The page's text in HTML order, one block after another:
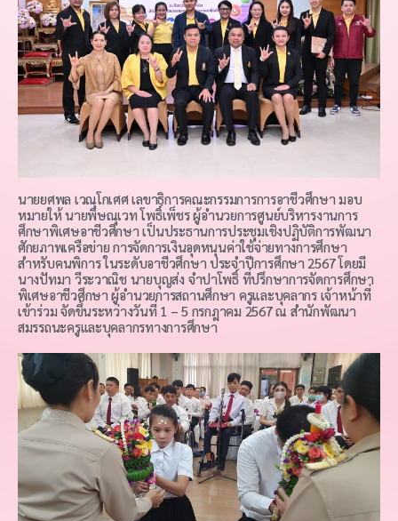
นายยศพล เวณุโกเศศ เลขาธิการคณะกรรมการการอาชีวศึกษา มอบ
หมายให้ นายพิษณุเวท โพธิ์เพ็ชร ผู้อำนวยการศูนย์บริหารงานการ
ศึกษาพิเศษอาชีวศึกษา เป็นประธานการประชุมเชิงปฏิบัติการพัฒนา
ศักยภาพเครือข่าย การจัดการเงินอุดหนุนค่าใช้จ่ายทางการศึกษา
สำหรับคนพิการ ในระดับอาชีวศึกษา ประจำปีการศึกษา 2567 โดยมี
นางปัทมา วีระวาณิช นายบุญส่ง จำปาโพธิ์ ที่ปรึกษาการจัดการศึกษา
พิเศษอาชีวศึกษา ผู้อำนวยการสถานศึกษา ครูและบุคลากร เจ้าหน้าที่
เข้าร่วม จัดขึ้นระหว่างวันที่ 1 – 5 กรกฎาคม 2567 ณ สำนักพัฒนา
สมรรถนะครูและบุคลากรทางการศึกษา